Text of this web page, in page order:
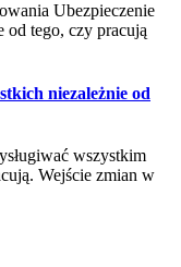
Ubezpieczenie
od tego, czy pracują
niezależnie od
wszystkim
Wejście zmian w